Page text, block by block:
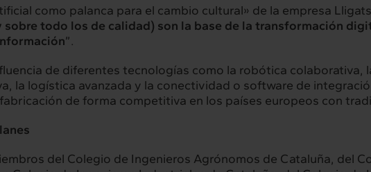
como palanca para el cambio cultural» de la empresa
sobre todo los de calidad) son la base de la transformación
”.
de diferentes tecnologías como la robótica colaborativa,
la logística avanzada y la conectividad o software de
de forma competitiva en los países europeos con
del Colegio de Ingenieros Agrónomos de Cataluña, del